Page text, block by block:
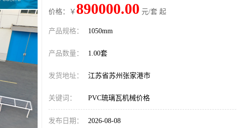
价格：￥ 890000.00 元/套 起
产品规格： 1050mm
产品数量： 1.00套
发货地址： 江苏省苏州张家港市
关键词： PVC琉璃瓦机械价格
发布日期： 2026-08-08